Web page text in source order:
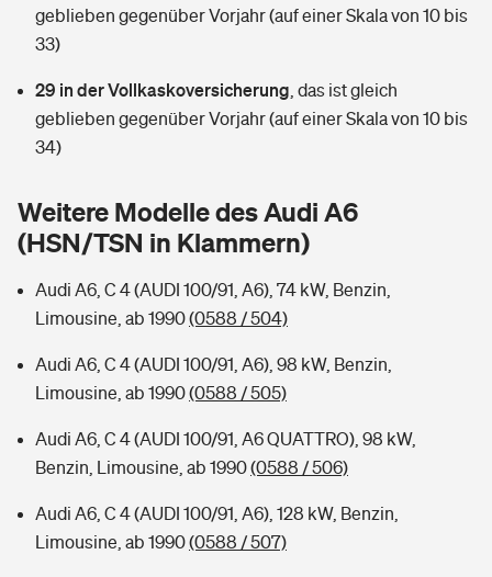
Zur Übersicht
Tools
Hochwasser-Check: Wie gefährdet ist Ihr Haus?
Wer versichert was: Jetzt Versicherer finden
Pferdehalter-Haftpflicht
Private Cyberversicherung
Musikinstrumentenversicherung
Typklassen: So ist Ihr Auto eingestuft
Sie haben Fragen?
Wer versichert was: Jetzt Versicherer finden
Sie haben Fragen?
geblieben gegenüber Vorjahr (auf einer Skala von 10 bis
33)
29 in der Vollkaskoversicherung das ist gleich
geblieben gegenüber Vorjahr (auf einer Skala von 10 bis
34)
Weitere Modelle des Audi A6
(HSN/TSN in Klammern)
Audi A6, C 4 (AUDI 100/91, A6), 74 kW, Benzin,
Limousine, ab 1990(0588 / 504)
Audi A6, C 4 (AUDI 100/91, A6), 98 kW, Benzin,
Limousine, ab 1990(0588 / 505)
Audi A6, C 4 (AUDI 100/91, A6 QUATTRO), 98 kW,
Benzin, Limousine, ab 1990(0588 / 506)
Audi A6, C 4 (AUDI 100/91, A6), 128 kW, Benzin,
Limousine, ab 1990(0588 / 507)